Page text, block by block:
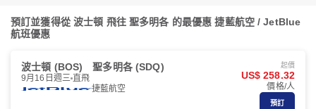
預訂並獲得從 波士頓 飛往 聖多明各 的最優惠 捷藍航空 / JetBlue
航班優惠
波士頓 (BOS) 聖多明各 (SDQ)
9月16日週三 直飛
捷藍航空
起價
US$ 258.32
價格/人
預訂